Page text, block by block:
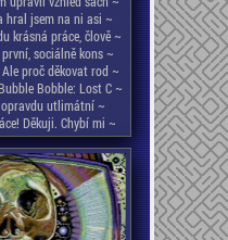
jsem na ni asi ~
krásná práce, člově ~
sociálně kons ~
proč děkovat rod ~
Bobble: Lost C ~
utlimátní ~
Děkuji. Chybí mi ~